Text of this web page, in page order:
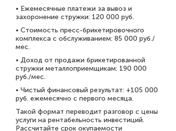
• Ежемесячные платежи за вывоз и
захоронение стружки: 120 000 руб.
• Стоимость пресс-брикетировочного
комплекса с обслуживанием: 85 000 руб./
мес.
• Доход от продажи брикетированной
стружки металлоприемщикам: 190 000
руб./мес.
• Чистый финансовый результат: +105 000
руб. ежемесячно с первого месяца.
Такой формат переводит разговор с цены
услуги на рентабельность инвестиций.
Рассчитайте срок окупаемости